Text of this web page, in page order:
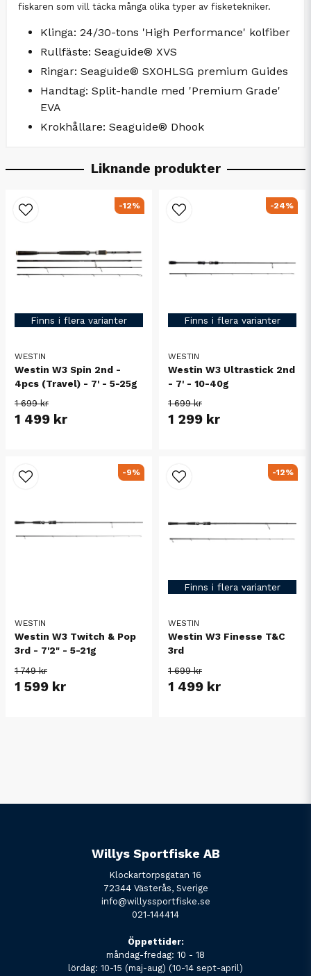
fiskaren som vill täcka många olika typer av fisketekniker.
Klinga: 24/30-tons 'High Performance' kolfiber
Rullfäste: Seaguide® XVS
Ringar: Seaguide® SXOHLSG premium Guides
Handtag: Split-handle med 'Premium Grade'
EVA
Krokhållare: Seaguide® Dhook
Liknande produkter
Finns i flera varianter
WESTIN
Westin W3 Spin 2nd -
4pcs (Travel) - 7' - 5-25g
1 699 kr
1 499 kr
-12%
Finns i flera varianter
WESTIN
Westin W3 Ultrastick 2nd
- 7' - 10-40g
1 699 kr
1 299 kr
-24%
WESTIN
Westin W3 Twitch & Pop
3rd - 7'2" - 5-21g
1 749 kr
1 599 kr
-9%
Finns i flera varianter
WESTIN
Westin W3 Finesse T&C
3rd
1 699 kr
1 499 kr
-12%
Willys Sportfiske AB
Klockartorpsgatan 16
72344 Västerås, Sverige
info@willyssportfiske.se
021-144414
Öppettider:
måndag-fredag: 10 - 18
lördag: 10-15 (maj-aug) (10-14 sept-april)